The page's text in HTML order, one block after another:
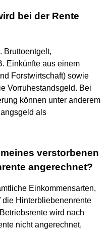
bei der Rente
Bruttoentgelt,
Einkünfte aus einem
Forstwirtschaft) sowie
Vorruhestandsgeld. Bei
können unter anderem
als
verstorbenen
angerechnet?
Einkommensarten,
Hinterbliebenenrente
wird nach
nicht angerechnet,